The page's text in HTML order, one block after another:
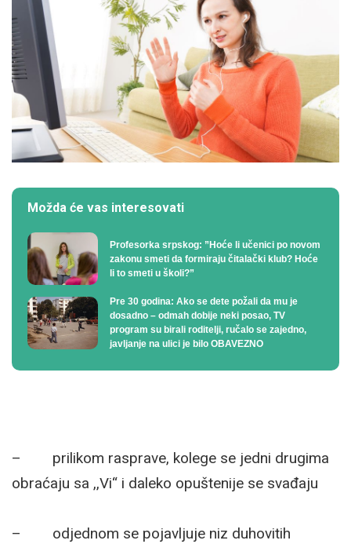
Možda će vas interesovati
Profesorka srpskog: ”Hoće li učenici po novom
zakonu smeti da formiraju čitalački klub? Hoće
li to smeti u školi?”
Pre 30 godina: Ako se dete požali da mu je
dosadno – odmah dobije neki posao, TV
program su birali roditelji, ručalo se zajedno,
javljanje na ulici je bilo OBAVEZNO
– prilikom rasprave, kolege se jedni drugima
obraćaju sa ,,Vi“ i daleko opuštenije se svađaju
– odjednom se pojavljuje niz duhovitih